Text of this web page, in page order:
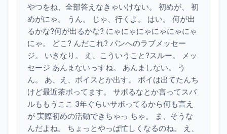
やつをね、全部答えなきゃいけない。 初めが、 初
めがにゃ。 うん。 じゃ、行くよ。 はい。 何が出
るかな?何が出るかな? にゃにゃにゃにゃにゃにゃ
にゃ。 どこ? んだこれ? パンへのラブメッセー
ジ。 いきなり。 え、こういうこと?スルー。 メッ
セージ あんまないっすね。 あんましない。 う
ん。 あ、え、ボイスとか出す。 ボイは出てたんち
けど最近茶ボってます。 サボるなとか言ってスバ
ルももうここ 3年ぐらいサボってるから何も言え
が 実際初めの活動できちゃっ ちゃ。 ま、そうな
んだよね。 ちょっとやっぱ忙しくなるのね。 え、